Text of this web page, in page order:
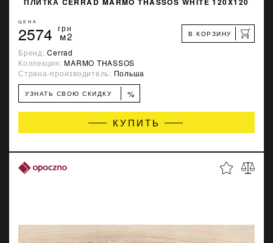
ЦЕНА
2574 грн
м2 В КОРЗИНУ
Бренд:Cerrad
Коллекция:MARMO THASSOS
Страна-производитель: Польша
УЗНАТЬ СВОЮ СКИДКУ %
КУПИТЬ